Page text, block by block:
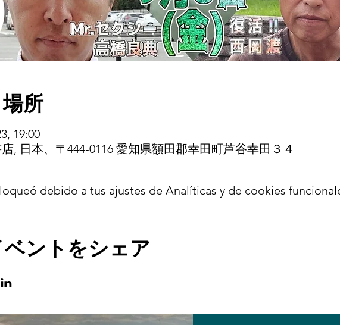
所
19:00
, 日本、〒444-0116 愛知県額田郡幸田町芦谷幸田３４
debido a tus ajustes de Analíticas y de cookies
ントをシェア